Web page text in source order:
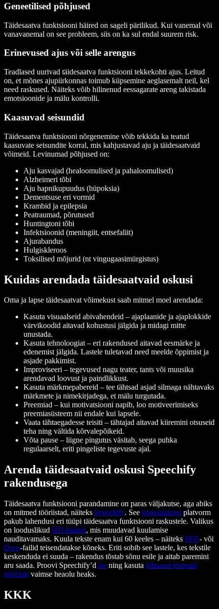
Geneetilised põhjused
Täidesaatva funktsiooni häired on sageli pärilikud. Kui vanemal või
vanavanemal on see probleem, siis on ka sul endal suurem risk.
Erinevused ajus või selle arengus
Teadlased uurivad täidesaatva funktsiooni tekkekohti ajus. Leitud
on, et mõnes ajupiirkonnas toimub küpsemine aeglasemalt neil, kel
need raskused. Näiteks võib hilinenud eessagarate areng takistada
emotsioonide ja mälu kontrolli.
Kaasuvad seisundid
Täidesaatva funktsiooni nõrgenemine võib tekkida ka teatud
kaasuvate seisundite korral, mis kahjustavad aju ja täidesaatvaid
võimeid. Levinumad põhjused on:
Aju kasvajad (healoomulised ja pahaloomulised)
Alzheimeri tõbi
Aju hapnikupuudus (hüpoksia)
Dementsuse eri vormid
Krambid ja epilepsia
Peatraumad, põrutused
Huntingtoni tõbi
Infektsioonid (meningiit, entsefaliit)
Ajurabandus
Hulgiskleroos
Toksilised mõjurid (nt vingugaasimürgistus)
Kuidas arendada täidesaatvaid oskusi
Oma ja lapse täidesaatvat võimekust saab mitmel moel arendada:
Kasuta visuaalseid abivahendeid – ajaplaanide ja ajaplokkide
värvikoodid aitavad kohustusi jälgida ja midagi mitte
unustada.
Kasuta tehnoloogiat – eri rakendused aitavad eesmärke ja
edenemist jälgida. Lastele tuletavad need meelde õppimist ja
asjade pakkimist.
Improviseeri – tegevused nagu teater, tants või muusika
arendavad loovust ja paindlikkust.
Kasuta märkmepabereid – tee tähtsad asjad silmaga nähtavaks
märkmete ja nimekirjadega, et mälu turgutada.
Preemiad – kui motivatsiooni napib, loo motiveerimiseks
preemiasüsteem nii endale kui lapsele.
Vaata tähtaegadesse teisiti – tähtajad aitavad kiiremini otsuseid
teha ning vältida kõrvalepõikeid.
Võta pause – liigne pingutus väsitab, seega puhka
regulaarselt, eriti pingeliste tegevuste ajal.
Arenda täidesaatvaid oskusi Speechify
rakendusega
Täidesaatva funktsiooni parandamine on paras väljakutse, aga abiks
on mitmed tööriistad, näiteks Speechify. See kõnesünteesi platvorm
pakub lahendusi eri tüüpi täidesaatva funktsiooni raskustele. Valikus
on looduslikud HD-hääled, mis muudavad kuulamise
nauditavamaks. Kuula tekste enam kui 60 keeles – näiteks PDF- või
Docs-failid teisendatakse kõneks. Eriti sobib see lastele, kes tekstile
keskenduda ei suuda – rakendus tõstab sõnu esile ja aitab paremini
aru saada. Proovi Speechify’d ise ning kasuta tõhusust tõstvaid
tööriistu vaimse heaolu heaks.
KKK